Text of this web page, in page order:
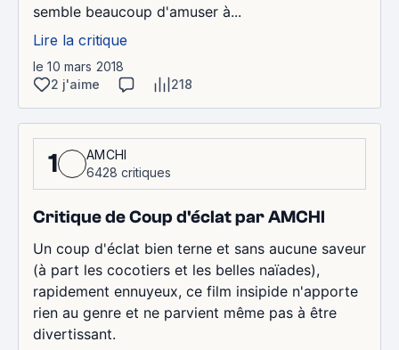
semble beaucoup d'amuser à...
Lire la critique
le 10 mars 2018
2 j'aime
218
1
AMCHI
6428 critiques
Critique de Coup d'éclat par AMCHI
Un coup d'éclat bien terne et sans aucune saveur
(à part les cocotiers et les belles naïades),
rapidement ennuyeux, ce film insipide n'apporte
rien au genre et ne parvient même pas à être
divertissant.